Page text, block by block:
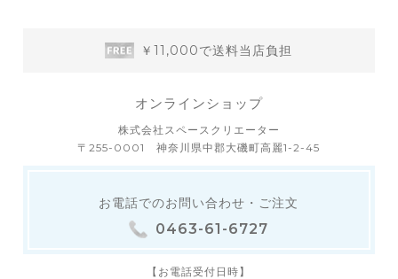
￥11,000で送料当店負担
オンラインショップ
株式会社スペースクリエーター
〒255-0001 神奈川県中郡大磯町高麗1-2-45
お電話でのお問い合わせ・ご注文
0463-61-6727
【お電話受付日時】